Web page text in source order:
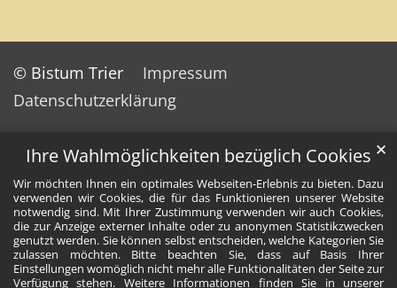
Ihre Wahlmöglichkeiten bezüglich Cookies
Wir möchten Ihnen ein optimales Webseiten-Erlebnis zu bieten. Dazu
verwenden wir Cookies, die für das Funktionieren unserer Website
notwendig sind. Mit Ihrer Zustimmung verwenden wir auch Cookies,
die zur Anzeige externer Inhalte oder zu anonymen Statistikzwecken
genutzt werden. Sie können selbst entscheiden, welche Kategorien Sie
zulassen möchten. Bitte beachten Sie, dass auf Basis Ihrer
Einstellungen womöglich nicht mehr alle Funktionalitäten der Seite zur
Verfügung stehen. Weitere Informationen finden Sie in unserer
✕
© Bistum Trier
Impressum
Datenschutzerklärung